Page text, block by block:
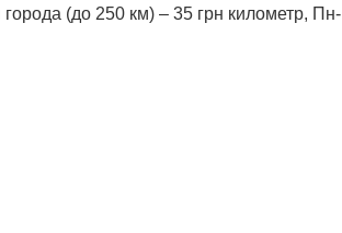
(до 250 км) – 35 грн километр, Пн-